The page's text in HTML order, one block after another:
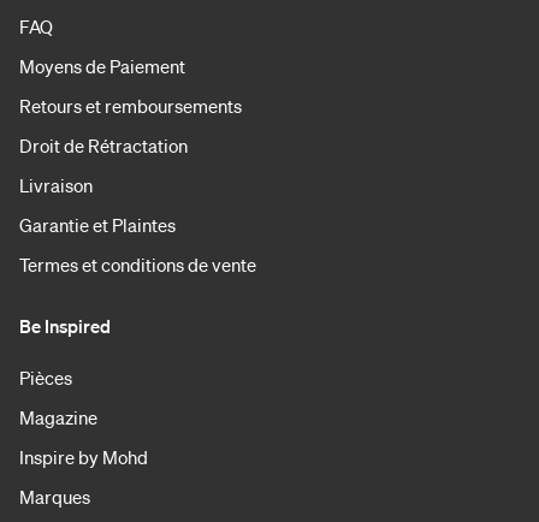
FAQ
Moyens de Paiement
Retours et remboursements
Droit de Rétractation
Livraison
Garantie et Plaintes
Termes et conditions de vente
Be Inspired
Pièces
Magazine
Inspire by Mohd
Marques